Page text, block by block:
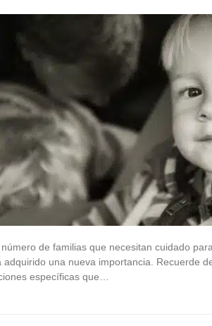
de familias que necesitan cuidado
adquirido una nueva importancia. Recuerde
específicas que…